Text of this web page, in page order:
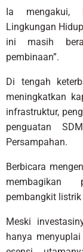
Ia mengakui,
Lingkungan
ini masih
pembinaan”.
Di tengah
meningkatkan
infrastruktur,
penguatan
Persampahan.
Berbicara
membagikan
pembangkit
Meski
hanya